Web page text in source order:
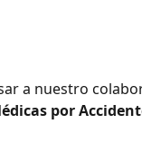
a nuestro
por